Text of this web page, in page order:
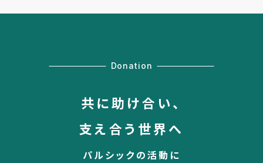
Donation
共に助け合い、
支え合う世界へ
パルシックの活動に